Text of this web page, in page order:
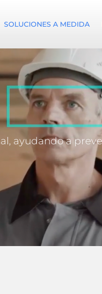
SOLUCIONES A MEDIDA
ayudando a